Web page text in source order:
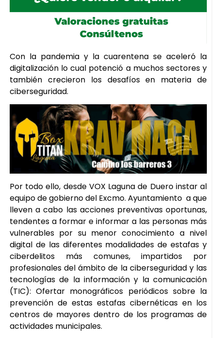
Con la pandemia y la cuarentena se aceleró la
digitalización lo cual potenció a muchos sectores y
también crecieron los desafíos en materia de
ciberseguridad.
Por todo ello, desde VOX Laguna de Duero instar al
equipo de gobierno del Excmo. Ayuntamiento a que
lleven a cabo las acciones preventivas oportunas,
tendentes a formar e informar a las personas más
vulnerables por su menor conocimiento a nivel
digital de las diferentes modalidades de estafas y
ciberdelitos más comunes, impartidos por
profesionales del ámbito de la ciberseguridad y las
tecnologías de la información y la comunicación
(TIC): Ofertar monográficos periódicos sobre la
prevención de estas estafas cibernéticas en los
centros de mayores dentro de los programas de
actividades municipales.